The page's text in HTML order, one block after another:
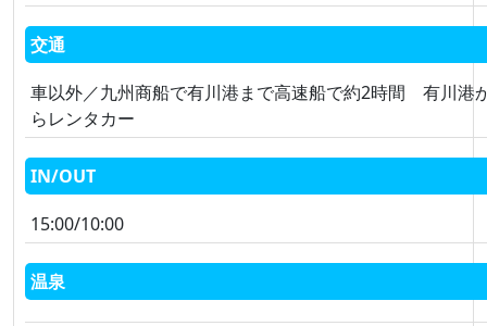
交通
車以外／九州商船で有川港まで高速船で約2時間 有川港
らレンタカー
IN/OUT
15:00/10:00
温泉